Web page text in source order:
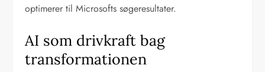
optimerer til Microsofts søgeresultater.
AI som drivkraft bag
transformationen